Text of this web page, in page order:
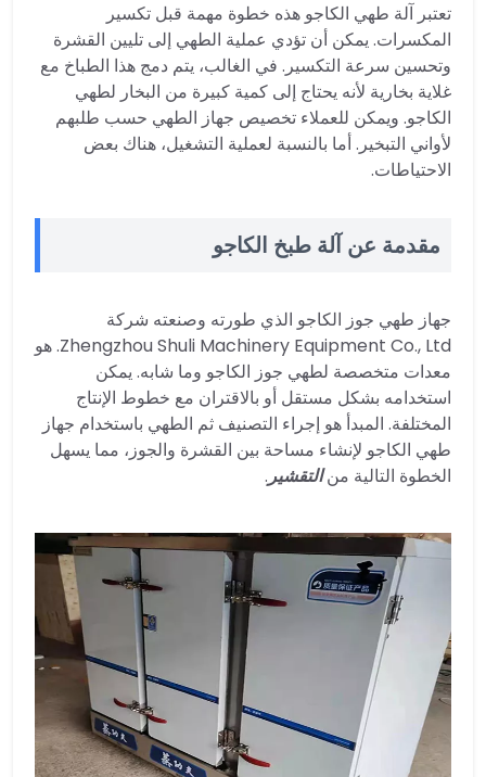
تعتبر آلة طهي الكاجو هذه خطوة مهمة قبل تكسير
المكسرات. يمكن أن تؤدي عملية الطهي إلى تليين القشرة
وتحسين سرعة التكسير. في الغالب، يتم دمج هذا الطباخ مع
غلاية بخارية لأنه يحتاج إلى كمية كبيرة من البخار لطهي
الكاجو. ويمكن للعملاء تخصيص جهاز الطهي حسب طلبهم
لأواني التبخير. أما بالنسبة لعملية التشغيل، هناك بعض
الاحتياطات.
مقدمة عن آلة طبخ الكاجو
جهاز طهي جوز الكاجو الذي طورته وصنعته شركة
Zhengzhou Shuli Machinery Equipment Co., Ltd. هو
معدات متخصصة لطهي جوز الكاجو وما شابه. يمكن
استخدامه بشكل مستقل أو بالاقتران مع خطوط الإنتاج
المختلفة. المبدأ هو إجراء التصنيف ثم الطهي باستخدام جهاز
طهي الكاجو لإنشاء مساحة بين القشرة والجوز، مما يسهل
الخطوة التالية منالتقشير.